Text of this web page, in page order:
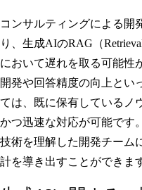
コンサルティングによる開
り、生成AIのRAG（
において遅れを取る可能性
開発や回答精度の向上とい
ては、既に保有しているノ
かつ迅速な対応が可能です
技術を理解した開発チーム
計を導き出すことができま